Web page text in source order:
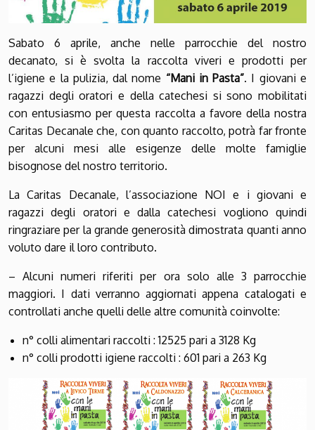
Sabato 6 aprile, anche nelle parrocchie del nostro
decanato, si è svolta la raccolta viveri e prodotti per
l’igiene e la pulizia, dal nome “Mani in Pasta”. I giovani e
ragazzi degli oratori e della catechesi si sono mobilitati
con entusiasmo per questa raccolta a favore della nostra
Caritas Decanale che, con quanto raccolto, potrà far fronte
per alcuni mesi alle esigenze delle molte famiglie
bisognose del nostro territorio.
La Caritas Decanale, l’associazione NOI e i giovani e
ragazzi degli oratori e dalla catechesi vogliono quindi
ringraziare per la grande generosità dimostrata quanti anno
voluto dare il loro contributo.
– Alcuni numeri riferiti per ora solo alle 3 parrocchie
maggiori. I dati verranno aggiornati appena catalogati e
controllati anche quelli delle altre comunità coinvolte:
n° colli alimentari raccolti : 12525 pari a 3128 Kg
n° colli prodotti igiene raccolti : 601 pari a 263 Kg